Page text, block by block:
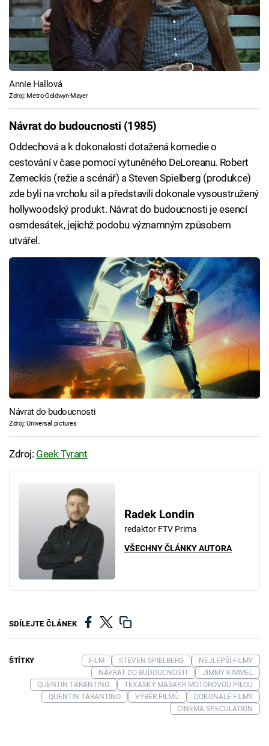
Annie Hallová
Zdroj: Metro-Goldwyn-Mayer
Návrat do budoucnosti (1985)
Oddechová a k dokonalosti dotažená komedie o
cestování v čase pomocí vytuněného DeLoreanu. Robert
Zemeckis (režie a scénář) a Steven Spielberg (produkce)
zde byli na vrcholu sil a představili dokonale vysoustružený
hollywoodský produkt. Návrat do budoucnosti je esencí
osmdesátek, jejichž podobu významným způsobem
utvářel.
Návrat do budoucnosti
Zdroj: Universal pictures
Zdroj: Geek Tyrant
Radek Londin
redaktor FTV Prima
VŠECHNY ČLÁNKY AUTORA
SDÍLEJTE ČLÁNEK
ŠTÍTKY FILM STEVEN SPIELBERG
NEJLEPŠÍ FILMY
NÁVRAT DO BUDOUCNOSTI
JIMMY KIMMEL
QUENTIN TARANTINO
TEXASKÝ MASAKR MOTOROVOU PILOU
QUENTIN TARANTINO
VÝBĚR FILMŮ
DOKONALÉ FILMY
CINEMA SPECULATION